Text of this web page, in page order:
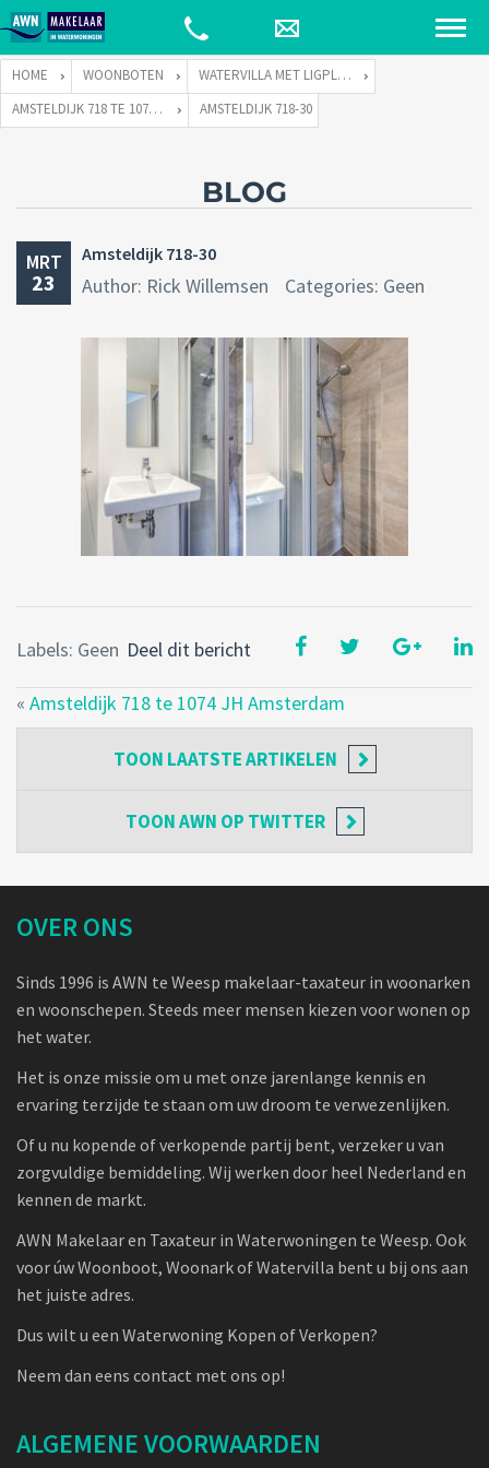
HOME WOONBOTEN
WATERVILLA MET LIGPLAATS
AMSTELDIJK 718 TE 1074 JH AMSTERDAM
AMSTELDIJK 718-30
BLOG
MRT
23
Amsteldijk 718-30
Author: Rick Willemsen Categories: Geen
Deel dit bericht
Labels: Geen
« Amsteldijk 718 te 1074 JH Amsterdam
TOON LAATSTE ARTIKELEN
TOONAWN OP TWITTER
OVER ONS
Sinds 1996 is AWN te Weesp makelaar-taxateur in woonarken
en woonschepen. Steeds meer mensen kiezen voor wonen op
het water.
Het is onze missie om u met onze jarenlange kennis en
ervaring terzijde te staan om uw droom te verwezenlijken.
Of u nu kopende of verkopende partij bent, verzeker u van
zorgvuldige bemiddeling. Wij werken door heel Nederland en
kennen de markt.
AWN Makelaar en Taxateur in Waterwoningen te Weesp. Ook
voor úw Woonboot, Woonark of Watervilla bent u bij ons aan
het juiste adres.
Dus wilt u een Waterwoning Kopen of Verkopen?
Neem dan eens contact met ons op!
ALGEMENE VOORWAARDEN